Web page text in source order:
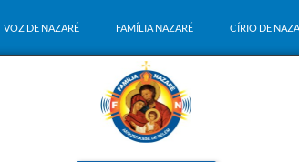
VOZ DE NAZARÉ FAMÍLIA NAZARÉ CÍRIO DE